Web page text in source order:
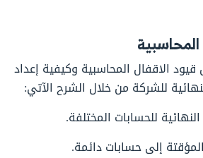
الاقفال المحاسبية وكيفية إعداد
للشركة من خلال الشرح الآتي:
للحسابات المختلفة.
إلى حسابات دائمة.